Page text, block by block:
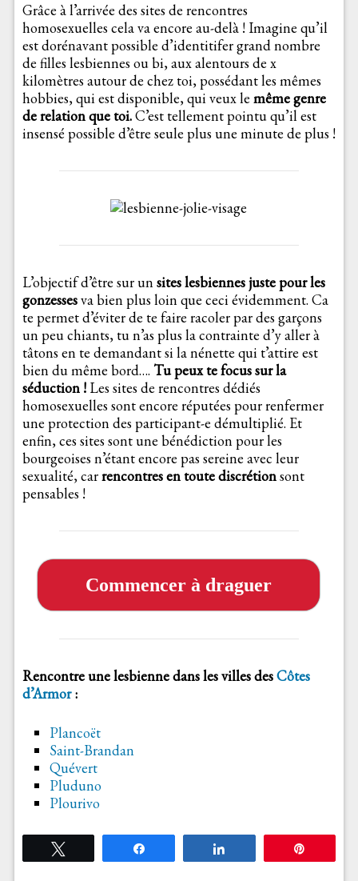
Grâce à l’arrivée des sites de rencontres
homosexuelles cela va encore au-delà ! Imagine qu’il
est dorénavant possible d’identitifer grand nombre
de filles lesbiennes ou bi, aux alentours de x
kilomètres autour de chez toi, possédant les mêmes
hobbies, qui est disponible, qui veux le même genre
de relation que toi.C’est tellement pointu qu’il est
insensé possible d’être seule plus une minute de plus !
L’objectif d’être sur unsites lesbiennes juste pour les
gonzessesva bien plus loin que ceci évidemment. Ca
te permet d’éviter de te faire racoler par des garçons
un peu chiants, tu n’as plus la contrainte d’y aller à
tâtons en te demandant si la nénette qui t’attire est
bien du même bord…. Tu peux te focus sur la
séduction !Les sites de rencontres dédiés
homosexuelles sont encore réputées pour renfermer
une protection des participant-e démultiplié. Et
enfin, ces sites sont une bénédiction pour les
bourgeoises n’étant encore pas sereine avec leur
sexualité, carrencontres en toute discrétionsont
pensables !
Commencer à draguer
Rencontre une lesbienne dans les villes desCôtes
d’Armor:
Plancoët
Saint-Brandan
Quévert
Pluduno
Plourivo